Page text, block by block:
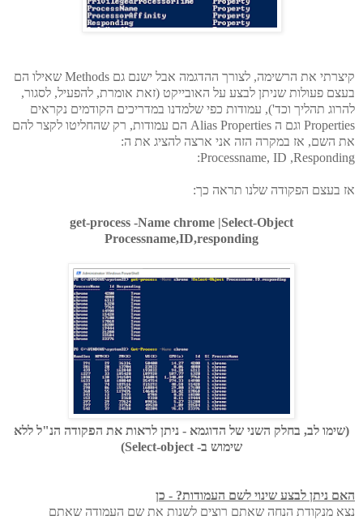
קיצרתי את הרשימה, לצורך ההדגמה אבל ישנם גם Methods שאילו הם
בעצם פעולות שניתן לבצע על האובייקט (זאת אומרת, להפעיל, לסגור,
להרוג תהליך וכד'), עמודות כפי שלמדנו במדריכים הקודמים נקראים
Properties וגם ה Alias Properties הם עמודות, רק שהחליטו לקצר להם
את השם, אז במקרה הזה אני ארצה להציג את ה:
Processname, ID ,Responding:
אז בעצם הפקודה שלנו תראה כך:
get-process -Name chrome |Select-Object
Processname,ID,responding
(שימו לב, בחלק השני של הדוגמא - ניתן לראות את הפקודה הנ"ל ללא
שימוש ב- Select-object)
האם ניתן לבצע שינוי לשם העמודות? - כן
נצא מנקודת הנחה שאתם רוצים לשנות את שם העמודה שאתם